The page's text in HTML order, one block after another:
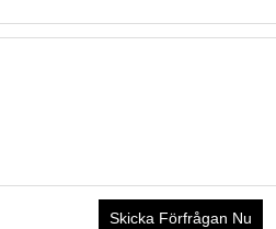
Skicka Förfrågan Nu